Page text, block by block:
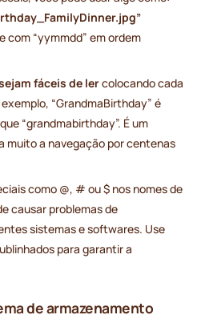
com “yymmdd” em ordem
fáceis de lercolocando cada
“GrandmaBirthday” é
“grandmabirthday”. É um
muito a navegação por centenas
como @, # ou $ nos nomes de
causar problemas de
sistemas e softwares. Use
para garantir a
de armazenamento